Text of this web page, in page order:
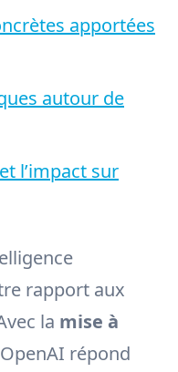
apportées
autour de
l’impact sur
rapport aux
la mise à
répond